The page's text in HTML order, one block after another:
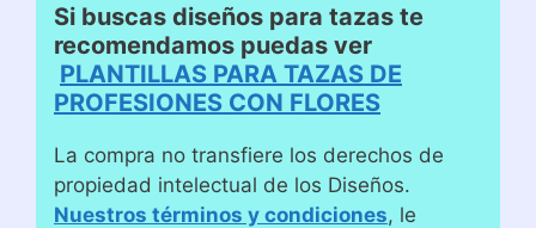
Si buscas diseños para tazas te
recomendamos puedas ver
PLANTILLAS PARA TAZAS DE
PROFESIONES CON FLORES
La compra no transfiere los derechos de
propiedad intelectual de los Diseños.
Nuestros términos y condiciones, le